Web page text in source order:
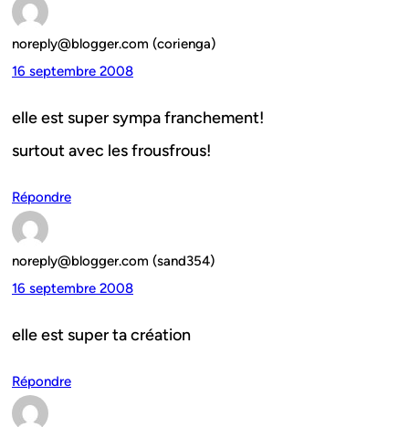
noreply@blogger.com (corienga)
16 septembre 2008
elle est super sympa franchement!
surtout avec les frousfrous!
Répondre
noreply@blogger.com (sand354)
16 septembre 2008
elle est super ta création
Répondre